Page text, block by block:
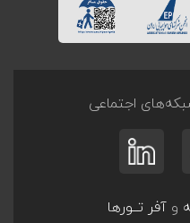
اجتماعی
وآفر تــورها